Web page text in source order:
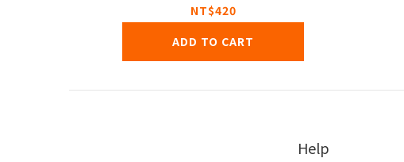
NT$420
ADD TO CART
Help